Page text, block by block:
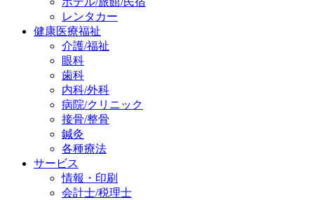
レンタカー
健康医療福祉
介護/福祉
眼科
歯科
内科/外科
病院/クリニック
接骨/整骨
鍼灸
各種療法
サービス
情報・印刷
会計士/税理士